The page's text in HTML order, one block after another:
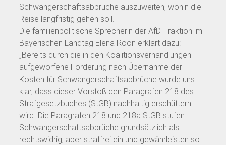
Schwangerschaftsabbrüche auszuweiten, wohin die
Reise langfristig gehen soll.
Die familienpolitische Sprecherin der AfD-Fraktion im
Bayerischen Landtag Elena Roon erklärt dazu:
„Bereits durch die in den Koalitionsverhandlungen
aufgeworfene Forderung nach Übernahme der
Kosten für Schwangerschaftsabbrüche wurde uns
klar, dass dieser Vorstoß den Paragrafen 218 des
Strafgesetzbuches (StGB) nachhaltig erschüttern
wird. Die Paragrafen 218 und 218a StGB stufen
Schwangerschaftsabbrüche grundsätzlich als
rechtswidrig, aber straffrei ein und gewährleisten so